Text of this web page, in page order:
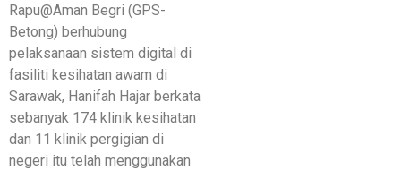
Rapu@Aman Begri (GPS-
Betong) berhubung
pelaksanaan sistem digital di
fasiliti kesihatan awam di
Sarawak, Hanifah Hajar berkata
sebanyak 174 klinik kesihatan
dan 11 klinik pergigian di
negeri itu telah menggunakan